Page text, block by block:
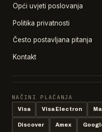
Opći uvjeti poslovanja
Politika privatnosti
Često postavljana pitanja
Kontakt
NAČINI PLAĆANJA
Visa Visa Electron
Discover Amex